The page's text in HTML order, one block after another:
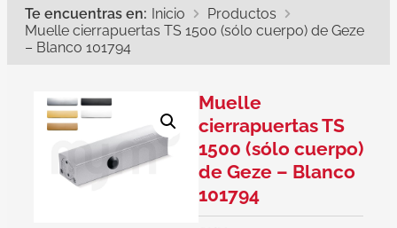
Te encuentras en: Inicio
Productos
Muelle cierrapuertas TS 1500 (sólo cuerpo) de Geze
– Blanco 101794
Muelle
cierrapuertas TS
1500 (sólo cuerpo)
de Geze – Blanco
101794